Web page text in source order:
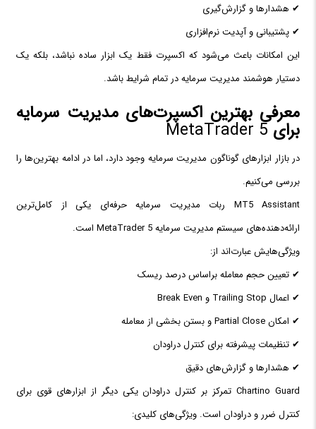
✔ هشدارها و گزارش‌گیری
✔ پشتیبانی و آپدیت نرم‌افزاری
این امکانات باعث می‌شود که اکسپرت فقط یک ابزار ساده نباشد، بلکه یک
دستیار هوشمند مدیریت سرمایه در تمام شرایط باشد.
معرفی بهترین اکسپرت‌های مدیریت سرمایه
برایMetaTrader 5
در بازار ابزارهای گوناگون مدیریت سرمایه وجود دارد، اما در ادامه بهترین‌ها را
بررسی می‌کنیم.
MT5 Assistant ربات مدیریت سرمایه حرفه‌ای یکی از کامل‌ترین
ارائه‌دهنده‌های سیستم مدیریت سرمایه MetaTrader 5 است.
ویژگی‌هایش عبارت‌اند از:
✔ تعیین حجم معامله براساس درصد ریسک
✔ اعمال Trailing Stop و Break Even
✔ امکان Partial Close و بستن بخشی از معامله
✔ تنظیمات پیشرفته برای کنترل دراودان
✔ هشدارها و گزارش‌های دقیق
Chartino Guard تمرکز بر کنترل دراودان یکی دیگر از ابزارهای قوی برای
کنترل ضرر و دراودان است. ویژگی‌های کلیدی: